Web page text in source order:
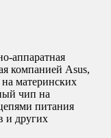
аппаратная
компанией Asus,
материнских
чип на
питания
и других